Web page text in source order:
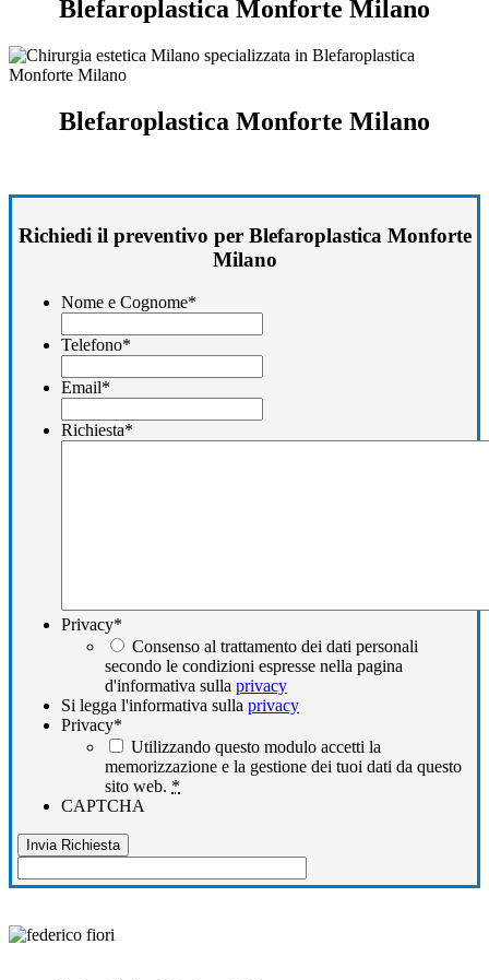
Blefaroplastica Monforte Milano
Blefaroplastica Monforte Milano
Richiedi il preventivo per Blefaroplastica Monforte
Milano
Nome e Cognome*
Telefono*
Email*
Richiesta*
Privacy*
Consenso al trattamento dei dati personali
secondo le condizioni espresse nella pagina
d'informativa sulla privacy
Si legga l'informativa sulla privacy
Privacy*
Utilizzando questo modulo accetti la
memorizzazione e la gestione dei tuoi dati da questo
sito web. *
CAPTCHA